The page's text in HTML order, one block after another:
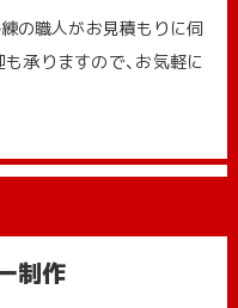
の職人がお見積もりに伺
承りますので、お気軽に
制作